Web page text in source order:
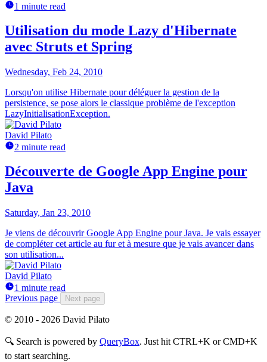
1 minute read
Utilisation du mode Lazy d'Hibernate
avec Struts et Spring
Wednesday, Feb 24, 2010
Lorsqu'on utilise Hibernate pour déléguer la gestion de la
persistence, se pose alors le classique problème de l'exception
LazyInitialisationException.
David Pilato
2 minute read
Découverte de Google App Engine pour
Java
Saturday, Jan 23, 2010
Je viens de découvrir Google App Engine pour Java. Je vais essayer
de compléter cet article au fur et à mesure que je vais avancer dans
son utilisation...
David Pilato
1 minute read
Previous page
Next page
© 2010 - 2026 David Pilato
🔍 Search is powered by QueryBox. Just hit CTRL+K or CMD+K
to start searching.